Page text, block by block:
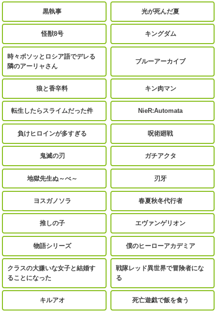
黒執事 光が死んだ夏
怪獣8号 キングダム
時々ボソッとロシア語でデレる
隣のアーリャさん
ブルーアーカイブ
狼と香辛料 キン肉マン
転生したらスライムだった件 NieR:Automata
負けヒロインが多すぎる 呪術廻戦
鬼滅の刃 ガチアクタ
地獄先生ぬ～べ～ 刃牙
ヨスガノソラ 春夏秋冬代行者
推しの子 エヴァンゲリオン
物語シリーズ 僕のヒーローアカデミア
クラスの大嫌いな女子と結婚す
ることになった
戦隊レッド異世界で冒険者にな
る
キルアオ 死亡遊戯で飯を食う